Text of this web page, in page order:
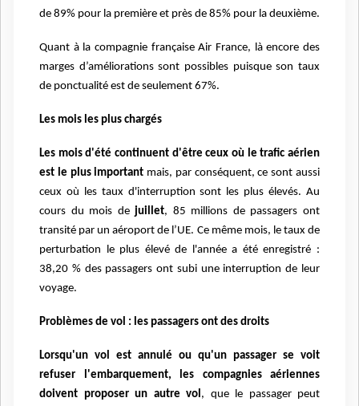
de 89% pour la première et près de 85% pour la deuxième.
Quant à la compagnie française Air France, là encore des
marges d’améliorations sont possibles puisque son taux
de ponctualité est de seulement 67%.
Les mois les plus chargés
Les mois d'été continuent d'être ceux où le trafic aérien
est le plus important mais, par conséquent, ce sont aussi
ceux où les taux d'interruption sont les plus élevés. Au
cours du mois de juillet, 85 millions de passagers ont
transité par un aéroport de l’UE. Ce même mois, le taux de
perturbation le plus élevé de l'année a été enregistré :
38,20 % des passagers ont subi une interruption de leur
voyage.
Problèmes de vol : les passagers ont des droits
Lorsqu'un vol est annulé ou qu'un passager se voit
refuser l'embarquement, les compagnies aériennes
doivent proposer un autre vol , que le passager peut